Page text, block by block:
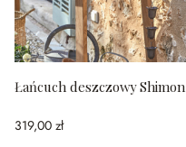
Łańcuch deszczowy Shimon
319,00 zł